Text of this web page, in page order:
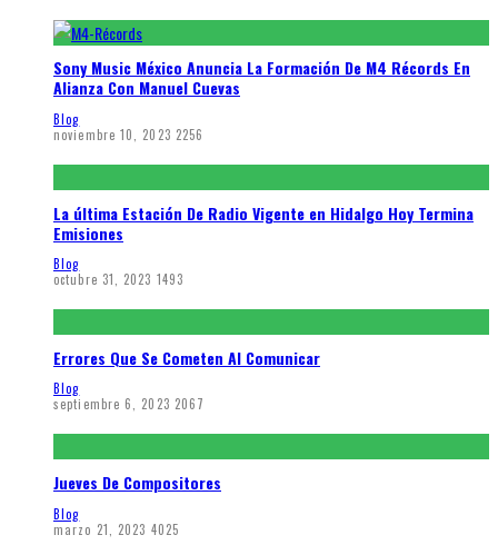
Sony Music México Anuncia La Formación De M4 Récords En
Alianza Con Manuel Cuevas
Blog
noviembre 10, 2023 2256
La última Estación De Radio Vigente en Hidalgo Hoy Termina
Emisiones
Blog
octubre 31, 2023 1493
Errores Que Se Cometen Al Comunicar
Blog
septiembre 6, 2023 2067
Jueves De Compositores
Blog
marzo 21, 2023 4025